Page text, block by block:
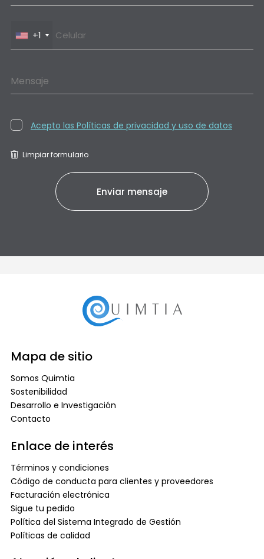
+1
Mensaje
Acepto las Políticas de privacidad y uso de datos
Limpiar formulario
Mapa de sitio
Somos Quimtia
Sostenibilidad
Desarrollo e Investigación
Contacto
Enlace de interés
Términos y condiciones
Código de conducta para clientes y proveedores
Facturación electrónica
Sigue tu pedido
Política del Sistema Integrado de Gestión
Políticas de calidad